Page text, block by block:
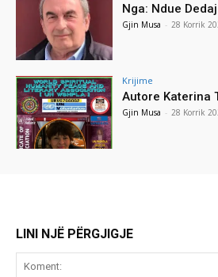
Nga: Ndue Dedaj
Gjin Musa - 28 Korrik
Krijime
Autore Katerina
Gjin Musa - 28 Korrik
LINI NJË PËRGJIGJE